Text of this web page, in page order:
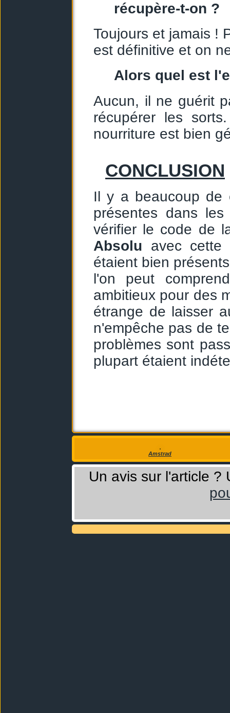
récupère-t-on ?
Toujours et jamais !
est définitive et on
Alors quel est
Aucun, il ne guérit
récupérer les
nourriture est bien
CONCLUSION
Il y a beaucoup de
présentes dans
vérifier le code de
Absolu avec cette
étaient bien
l'on peut
ambitieux pour des
étrange de laisser
n'empêche pas de
problèmes sont
plupart étaient
Amstrad
Un avis sur l'article